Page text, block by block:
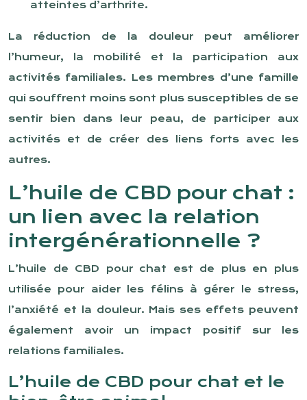
atteintes d’arthrite.
La réduction de la douleur peut améliorer
l’humeur, la mobilité et la participation aux
activités familiales. Les membres d’une famille
qui souffrent moins sont plus susceptibles de se
sentir bien dans leur peau, de participer aux
activités et de créer des liens forts avec les
autres.
L’huile de CBD pour chat :
un lien avec la relation
intergénérationnelle ?
L’huile de CBD pour chat est de plus en plus
utilisée pour aider les félins à gérer le stress,
l’anxiété et la douleur. Mais ses effets peuvent
également avoir un impact positif sur les
relations familiales.
L’huile de CBD pour chat et le